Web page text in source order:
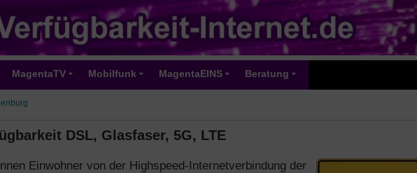
MagentaTV Mobilfunk MagentaEINS Beratung
DSL, Glasfaser, 5G, LTE
Einwohner von der Highspeed-Internetverbindung der